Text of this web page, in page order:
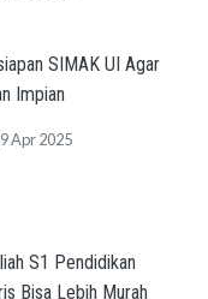
SIMAK UI Agar
Impian
Apr 2025
S1 Pendidikan
Bisa Lebih Murah